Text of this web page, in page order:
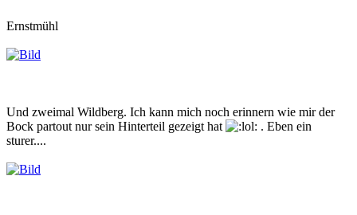
Ernstmühl
Und zweimal Wildberg. Ich kann mich noch erinnern wie mir der
Bock partout nur sein Hinterteil gezeigt hat
. Eben ein
sturer....